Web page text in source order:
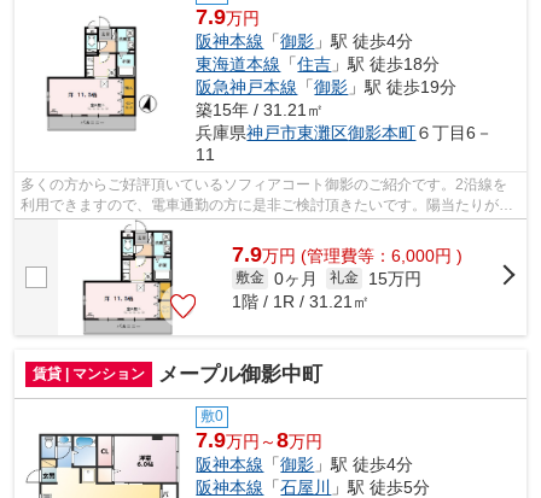
7.9万円
阪神本線 「御影 」駅 徒歩4分
東海道本線 「住吉 」駅 徒歩18分
阪急神戸本線 「御影 」駅 徒歩19分
築15年 / 31.21㎡
兵庫県神戸市東灘区御影本町６丁目6－
11
多くの方からご好評頂いているソフィアコート御影のご紹介です。2沿線を
利用できますので、電車通勤の方に是非ご検討頂きたいです。陽当たりが良
いので、洗濯物が臭わずに乾きます。使...
7.9万円 (管理費等：6,000円 )
敷金 0ヶ月 礼金
15万円
1階 / 1R / 31.21㎡
賃貸 | マンション メープル御影中町
敷0
7.9万円～8万円
阪神本線 「御影 」駅 徒歩4分
阪神本線 「石屋川
」駅 徒歩5分